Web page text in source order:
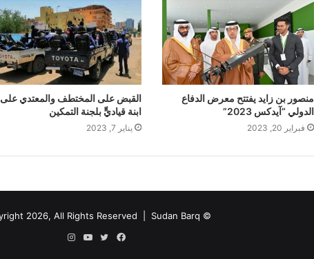
منصور بن زايد يفتتح معرض الدفاع
الدولي “آيدكس 2023”
فبراير 20, 2023
القبض على المختطف والمعتدي على
ابنة قياديٍّ بلجنة التمكين
يناير 7, 2023
© Copyright 2026, All Rights Reserved |
Sudan Barq
فيسبوك
تويتريوتيوبانستقرام